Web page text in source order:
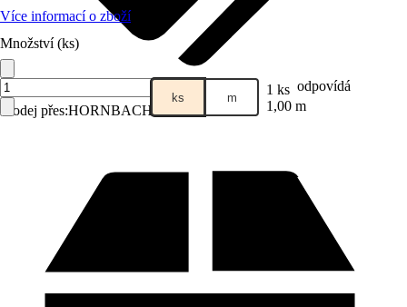
Prodej přes:HORNBACH
Více informací o zboží
Množství (ks)
ks m 1 ks odpovídá
1,00 m